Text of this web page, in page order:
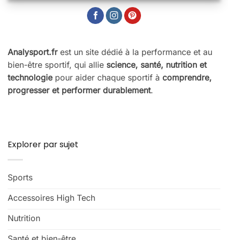
Analysport.frest un site dédié à la performance et au
bien-être sportif, qui allie science, santé, nutrition et
technologiepour aider chaque sportif à comprendre,
progresser et performer durablement.
Explorer par sujet
Sports
Accessoires High Tech
Nutrition